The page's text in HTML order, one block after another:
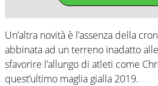
Un’altra novità è l’assenza della
abbinata ad un terreno inadatto
sfavorire l’allungo di atleti come
quest’ultimo maglia gialla 2019.